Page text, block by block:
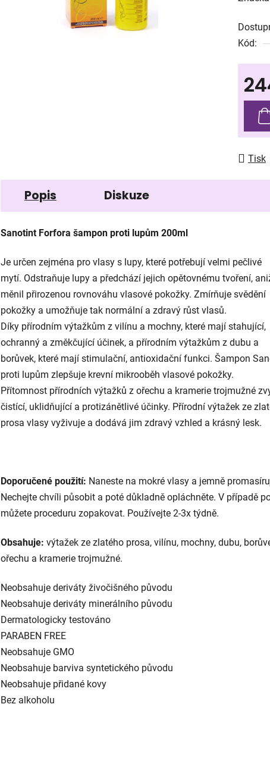
je
0,0
z
Kód:
Tisk
Popis Diskuze
Sanotint Forfora šampon proti lupům 200ml
Je určen zejména pro vlasy s lupy, které potřebují velmi pečlivé
mytí. Odstraňuje lupy a předchází jejich opětovnému tvoření,
měnil přirozenou rovnováhu vlasové pokožky. Zmírňuje svědění
pokožky a umožňuje tak normální a zdravý růst vlasů.
Díky přírodním výtažkům z vilínu a mochny, které mají stahující,
ochranný a změkčující účinek, a přírodním výtažkům z dubu a
borůvek, které mají stimulační, antioxidační funkci. Šampon
proti lupům zlepšuje krevní mikrooběh vlasové pokožky.
Přítomnost přírodních výtažků z ořechu a kramerie trojmužné
čistící, uklidňující a protizánětlivé účinky. Přírodní výtažek ze
prosa vlasy vyživuje a dodává jim zdravý vzhled a krásný lesk.
Doporučené použití: Naneste na mokré vlasy a jemně
Nechejte chvíli působit a poté důkladně opláchněte. V případě
můžete proceduru zopakovat. Používejte 2-3x týdně.
Obsahuje: výtažek ze zlatého prosa, vilínu, mochny, dubu,
ořechu a kramerie trojmužné.
Neobsahuje deriváty živočišného původu
Neobsahuje deriváty minerálního původu
Dermatologicky testováno
PARABEN FREE
Neobsahuje GMO
Neobsahuje barviva syntetického původu
Neobsahuje přidané kovy
Bez alkoholu